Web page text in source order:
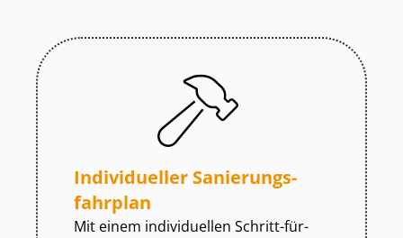
Individueller Sa­nie­rungs­
fahr­plan
Mit einem individuellen Schritt-für-